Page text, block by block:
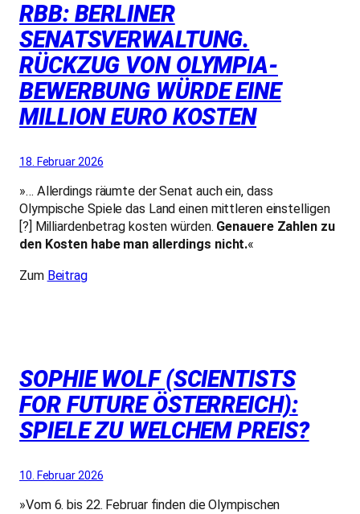
RBB: BERLINER
SENATSVERWALTUNG.
RÜCKZUG VON OLYMPIA-
BEWERBUNG WÜRDE EINE
MILLION EURO KOSTEN
18. Februar 2026
»… Allerdings räumte der Senat auch ein, dass
Olympische Spiele das Land einen mittleren einstelligen
[?] Milliardenbetrag kosten würden. Genauere Zahlen zu
den Kosten habe man allerdings nicht.«
Zum Beitrag
SOPHIE WOLF (SCIENTISTS
FOR FUTURE ÖSTERREICH):
SPIELE ZU WELCHEM PREIS?
10. Februar 2026
»Vom 6. bis 22. Februar finden die Olympischen